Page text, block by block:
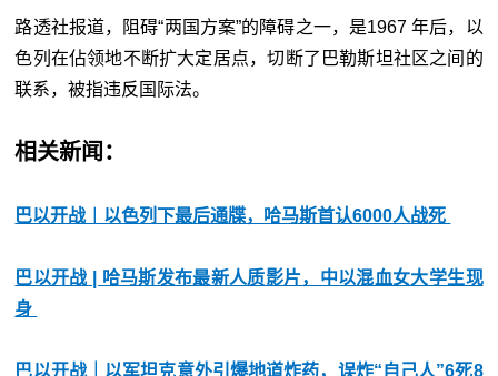
路透社报道，阻碍“两国方案”的障碍之一，是1967 年后，以
色列在佔领地不断扩大定居点，切断了巴勒斯坦社区之间的
联系，被指违反国际法。
相关新闻：
巴以开战︱以色列下最后通牒，哈马斯首认6000人战死
巴以开战 | 哈马斯发布最新人质影片，中以混血女大学生现
身
巴以开战｜以军坦克意外引爆地道炸药，误炸“自己人”6死8